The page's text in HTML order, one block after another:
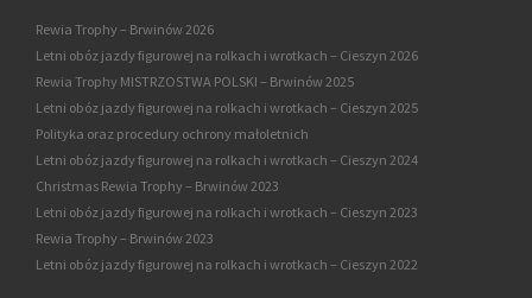
Rewia Trophy – Brwinów 2026
Letni obóz jazdy figurowej na rolkach i wrotkach – Cieszyn 2026
Rewia Trophy MISTRZOSTWA POLSKI – Brwinów 2025
Letni obóz jazdy figurowej na rolkach i wrotkach – Cieszyn 2025
Polityka oraz procedury ochrony małoletnich
Letni obóz jazdy figurowej na rolkach i wrotkach – Cieszyn 2024
Christmas Rewia Trophy – Brwinów 2023
Letni obóz jazdy figurowej na rolkach i wrotkach – Cieszyn 2023
Rewia Trophy – Brwinów 2023
Letni obóz jazdy figurowej na rolkach i wrotkach – Cieszyn 2022